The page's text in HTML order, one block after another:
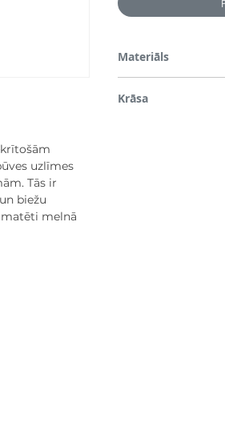
uzlīmes
Tās ir
biežu
melnā
Materiāls
Krāsa